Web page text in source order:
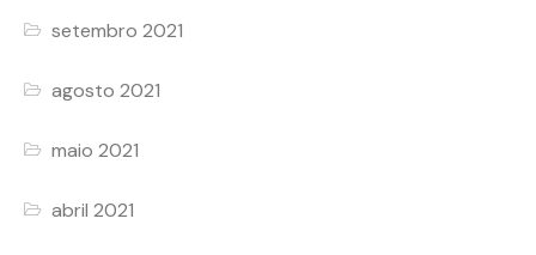
setembro 2021
agosto 2021
maio 2021
abril 2021